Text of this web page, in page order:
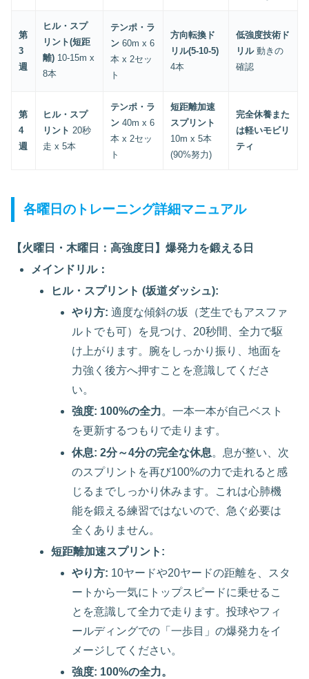
第
3
週
ヒル・スプ
リント(短距
離) 10-15m x
8本
テンポ・ラ
ン 60m x 6
本 x 2セッ
ト
方向転換ド
リル(5-10-5)
4本
低強度技術ド
リル動きの
確認
第
4
週
ヒル・スプ
リント 20秒
走 x 5本
テンポ・ラ
ン 40m x 6
本 x 2セッ
ト
短距離加速
スプリント
10m x 5本
(90%努力)
完全休養また
は軽いモビリ
ティ
各曜日のトレーニング詳細マニュアル
【火曜日・木曜日：高強度日】爆発力を鍛える日
メインドリル：
ヒル・スプリント (坂道ダッシュ):
やり方: 適度な傾斜の坂（芝生でもアスファ
ルトでも可）を見つけ、20秒間、全力で駆
け上がります。腕をしっかり振り、地面を
力強く後方へ押すことを意識してくださ
い。
強度: 100%の全力。一本一本が自己ベスト
を更新するつもりで走ります。
休息: 2分～4分の完全な休息。息が整い、次
のスプリントを再び100%の力で走れると感
じるまでしっかり休みます。これは心肺機
能を鍛える練習ではないので、急ぐ必要は
全くありません。
短距離加速スプリント:
やり方: 10ヤードや20ヤードの距離を、スタ
ートから一気にトップスピードに乗せるこ
とを意識して全力で走ります。投球やフィ
ールディングでの「一歩目」の爆発力をイ
メージしてください。
強度: 100%の全力。